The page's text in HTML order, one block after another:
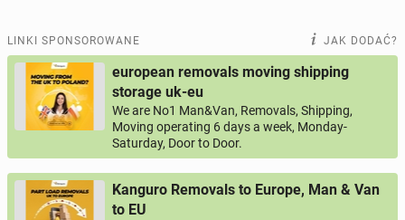
LINKI SPONSOROWANE JAK DODAĆ?
european removals moving shipping
storage uk-eu
We are No1 Man&Van, Removals, Shipping,
Moving operating 6 days a week, Monday-
Saturday, Door to Door.
Kanguro Removals to Europe, Man & Van
to EU